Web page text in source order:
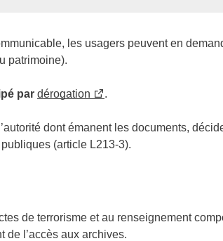
les usagers peuvent en
patrimoine).
par dérogation .
dont émanent les documents,
(article L213-3).
de terrorisme et au renseignement
de l’accès aux archives.